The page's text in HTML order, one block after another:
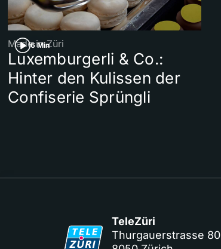
6 Min
Made in Züri
Luxemburgerli & Co.:
Hinter den Kulissen der
Confiserie Sprüngli
TeleZüri
Thurgauerstrasse 80